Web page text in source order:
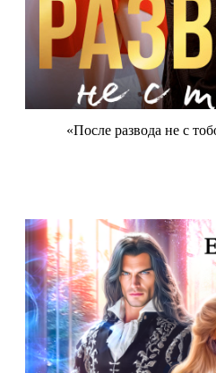
«После развода не с